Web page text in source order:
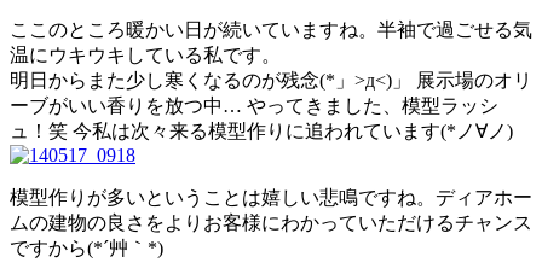
ここのところ暖かい日が続いていますね。半袖で過ごせる気
温にウキウキしている私です。
明日からまた少し寒くなるのが残念(*」>д<)」 展示場のオリ
ーブがいい香りを放つ中… やってきました、模型ラッシ
ュ！笑 今私は次々来る模型作りに追われています(*ノ∀ノ)
模型作りが多いということは嬉しい悲鳴ですね。ディアホー
ムの建物の良さをよりお客様にわかっていただけるチャンス
ですから(*´艸｀*)